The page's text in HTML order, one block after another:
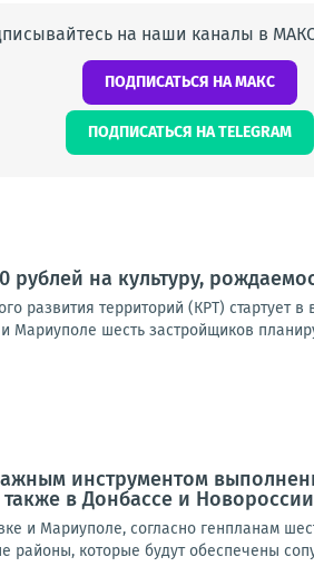
на наши каналы в
ПОДПИСАТЬСЯ НА МАКС
ПОДПИСАТЬСЯ НА TELEGRAM
на культуру,
развития территорий (КРТ)
Мариуполе шесть застройщиков
инструментом
в Донбассе и Новороссии
и Мариуполе, согласно генпланам
районы, которые будут обеспечены